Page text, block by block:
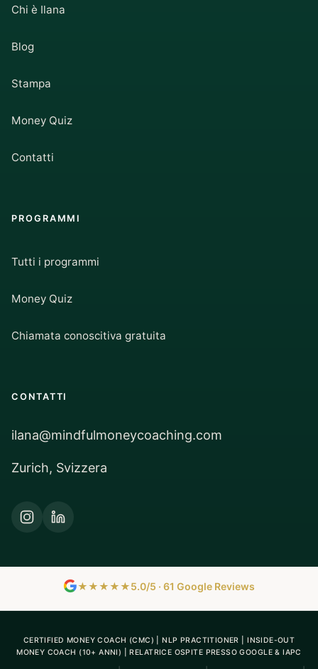
Chi è Ilana
Blog
Stampa
Money Quiz
Contatti
PROGRAMMI
Tutti i programmi
Money Quiz
Chiamata conoscitiva gratuita
CONTATTI
ilana@mindfulmoneycoaching.com
Zurich, Svizzera
★★★★★5.0/5 · 61 Google Reviews
CERTIFIED MONEY COACH (CMC) | NLP PRACTITIONER | INSIDE-OUT
MONEY COACH (10+ ANNI) | RELATRICE OSPITE PRESSO GOOGLE & IAPC